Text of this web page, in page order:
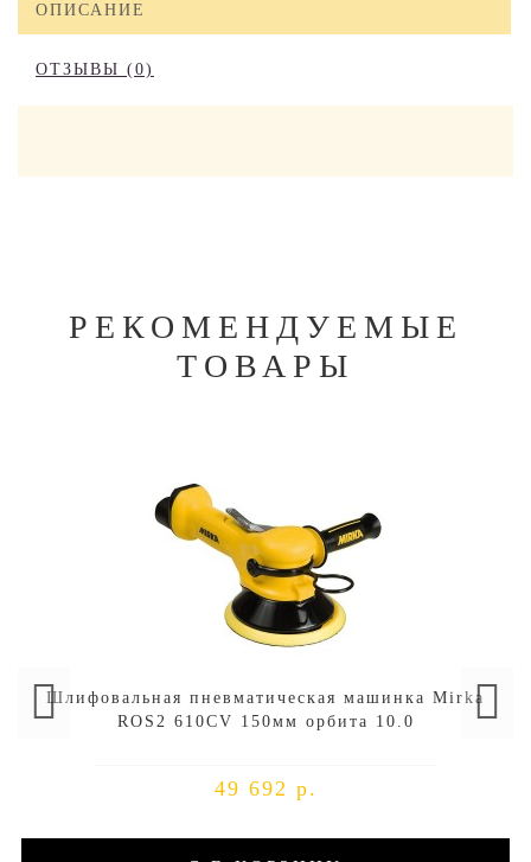
ОПИСАНИЕ
ОТЗЫВЫ (0)
РЕКОМЕНДУЕМЫЕ
ТОВАРЫ
Шлифовальная пневматическая машинка Mirka
ROS2 610CV 150мм орбита 10.0
49 692 р.